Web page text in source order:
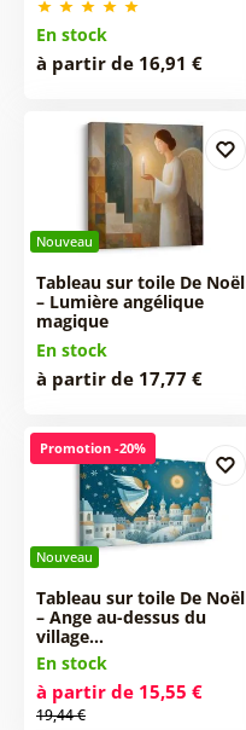
En stock
à partir de 16,91 €
Nouveau
Tableau sur toile De Noël
– Lumière angélique
magique
En stock
à partir de 17,77 €
Nouveau
Promotion -20%
Tableau sur toile De Noël
– Ange au-dessus du
village…
En stock
à partir de 15,55 €
19,44 €